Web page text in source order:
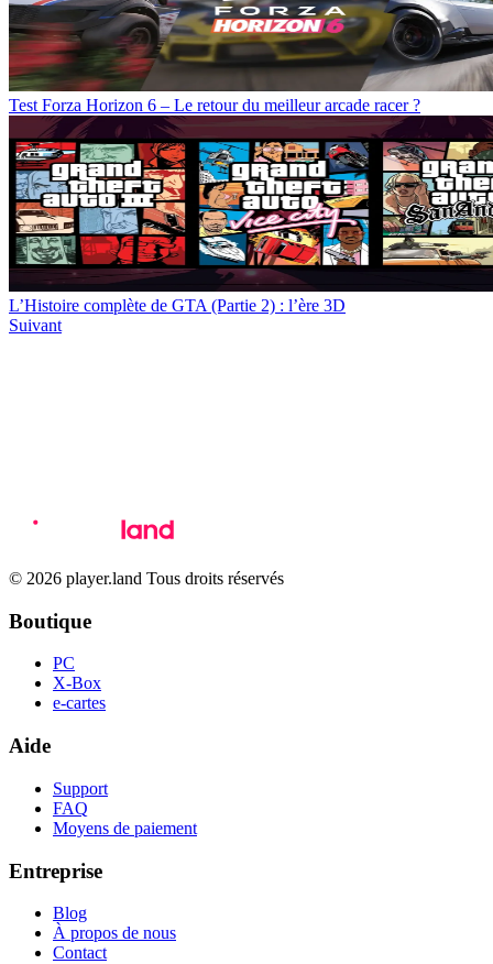
Test Forza Horizon 6 – Le retour du meilleur arcade racer ?
L’Histoire complète de GTA (Partie 2) : l’ère 3D
Suivant
© 2026 player.land Tous droits réservés
Boutique
PC
X-Box
e-cartes
Aide
Support
FAQ
Moyens de paiement
Entreprise
Blog
À propos de nous
Contact